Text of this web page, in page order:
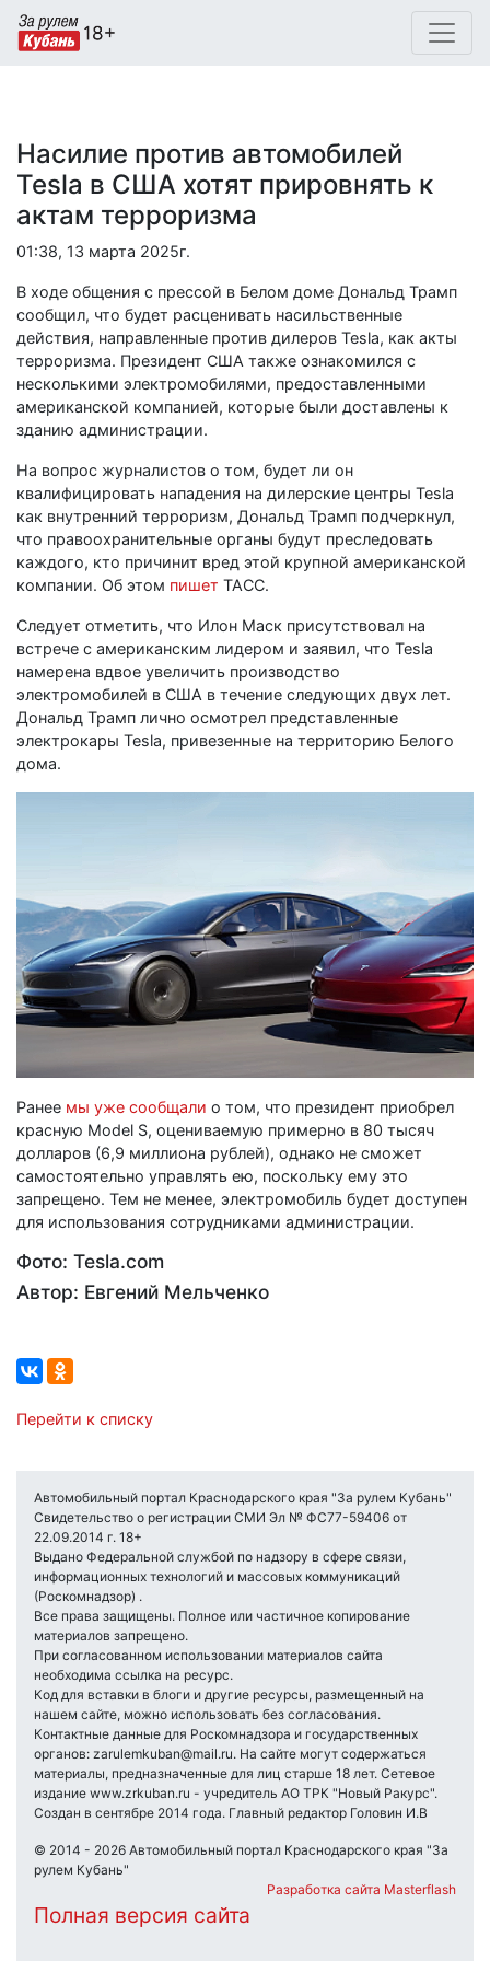
Насилие против автомобилей
Tesla в США хотят прировнять к
актам терроризма
01:38, 13 марта 2025г.
В ходе общения с прессой в Белом доме Дональд Трамп
сообщил, что будет расценивать насильственные
действия, направленные против дилеров Tesla, как акты
терроризма. Президент США также ознакомился с
несколькими электромобилями, предоставленными
американской компанией, которые были доставлены к
зданию администрации.
На вопрос журналистов о том, будет ли он
квалифицировать нападения на дилерские центры Tesla
как внутренний терроризм, Дональд Трамп подчеркнул,
что правоохранительные органы будут преследовать
каждого, кто причинит вред этой крупной американской
компании. Об этом пишет ТАСС.
Следует отметить, что Илон Маск присутствовал на
встрече с американским лидером и заявил, что Tesla
намерена вдвое увеличить производство
электромобилей в США в течение следующих двух лет.
Дональд Трамп лично осмотрел представленные
электрокары Tesla, привезенные на территорию Белого
дома.
Ранее мы уже сообщали о том, что президент приобрел
красную Model S, оцениваемую примерно в 80 тысяч
долларов (6,9 миллиона рублей), однако не сможет
самостоятельно управлять ею, поскольку ему это
запрещено. Тем не менее, электромобиль будет доступен
для использования сотрудниками администрации.
Фото: Tesla.com
Автор: Евгений Мельченко
Перейти к списку
Автомобильный портал Краснодарского края "За рулем Кубань"
Свидетельство о регистрации СМИ Эл № ФС77-59406 от
22.09.2014 г. 18+
Выдано Федеральной службой по надзору в сфере связи,
информационных технологий и массовых коммуникаций
(Роскомнадзор) .
Все права защищены. Полное или частичное копирование
материалов запрещено.
При согласованном использовании материалов сайта
необходима ссылка на ресурс.
Код для вставки в блоги и другие ресурсы, размещенный на
нашем сайте, можно использовать без согласования.
Контактные данные для Роскомнадзора и государственных
органов: zarulemkuban@mail.ru. На сайте могут содержаться
материалы, предназначенные для лиц старше 18 лет. Сетевое
издание www.zrkuban.ru - учредитель АО ТРК "Новый Ракурс".
Создан в сентябре 2014 года. Главный редактор Головин И.В
© 2014 - 2026 Автомобильный портал Краснодарского края "За
рулем Кубань"
Разработка сайта Masterflash
Полная версия сайта